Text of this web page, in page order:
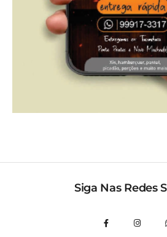
Siga Nas Redes